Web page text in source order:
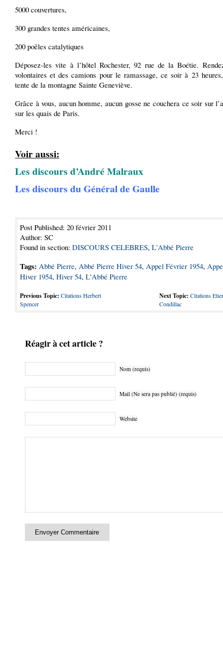
5000 couvertures,
300 grandes tentes américaines,
200 poêles catalytiques
Déposez-les vite à l’hôtel Rochester, 92 rue de la Boétie.
volontaires et des camions pour le ramassage, ce soir à 23
tente de la montagne Sainte Geneviève.
Grâce à vous, aucun homme, aucun gosse ne couchera ce soir sur
sur les quais de Paris.
Merci !
Voir aussi:
Les discours d’André Malraux
Les discours du Général de Gaulle
Post Published: 20 février 2011
Author: SC
Found in section: DISCOURS CELEBRES, L'Abbé Pierre
Tags: Abbé Pierre, Abbé Pierre Hiver 54, Appel Février 1954,
Hiver 1954, Hiver 54, L'Abbé Pierre
Previous Topic: Citations Herbert
Spencer
Next Topic: Citations
Condillac
Réagir à cet article ?
Nom (requis)
Mail (Ne sera pas publié) (requis)
Website